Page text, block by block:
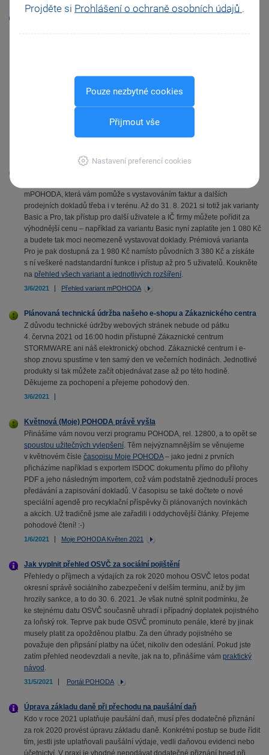
Projděte si Prohlášení o ochraně osobních údajů .
Pouze nezbytné cookies
Přijmout vše
Nastavení preferencí cookies
POHODA jako jeden z prvních ekonomických systémů s funkcionalitou,
díky které můžete při exportu sestav do PDF v
vytvořit a vložit soubory ve formátu ISDOC jako přílohu k tomuto PDF
dokumentu a odeslat je zákazníkovi zároveň. Ušetříte tím čas i riziko
případné chyby při odeslání. Více se dozvíte v článku na
mPOHODA, která vám pomůže s vystavováním faktur a dalších
prodejních dokladů třeba i v terénu. Až do 31. 8. 2021 si totiž jak varianty
Basic a Pro, tak přístup pro další uživatele a IČ firmy můžete pořídit za
výhodnější cenu – například za variantu Basic nyní zaplatíte jen 1 080 Kč
a budete tak moci neomezeně vystavovat doklady. Prémiová varianta
Pro je pak dostupná za 1 980 Kč namísto původních 3 380 Kč a získáte
s ní veškeré nadstandardní funkce i přístup až pro 5 uživatelů. Koukněte
na přehled všech variant a jednotlivých rozšíření.
3/6/2021 Přehled variant mPOHODA
Plánovaná technická údržba našeho e-shopu a Zákaznického centra
Z důvodu technické údržby webových stránek nebude od pátku
4. června 2021 od 16:00 hodin přístupné Zákaznické centrum
STORMWARE ani náš elektronický obchod. Zákaznické centrum i e-
shop znovu spustíme v ten samý den ve večerních hodinách. Jednotlivé
produkty si tak můžete začít objednávat zase až po této hodině.
Děkujeme za pochopení a přejeme pohodový den.
3/6/2021
Květnová (Moje) POHODA právě vyšla
Přinášíme vám novou verzi programu POHODA, rel. 12800, a to opět se
spoustou užitečných vylepšení. Těm nejvýznamnějším se věnujeme
v květnovém čísle časopisu Moje POHODA– jako jedni z prvních
přicházíme například s exportem ISDOC dokumentu přímo do přílohy
PDF a jeho následným importem, což vám podstatně zjednoduší proces
předávání a zapisování dokladů. V časopisu se také dočtete o nové
speciální agendě pro recyklační příspěvky či plánovaných novinkách
a akcích. Už tradičně jsme ale zařadili i oddychovější články. Přejeme
pohodové čtení! :-)
1/6/2021 Moje POHODA Květen 2021
Jak vyplnit přehled OSVČ za sociální pojištění
Přehledy o příjmech a výdajích za rok 2020 mohou OSVČ letos podat
okresní správě sociálního zabezpečení v delším termínu, aniž by jim
hrozily sankce, a to do 30. 6. 2021. Je však nutné splnit podmínku, že
ke stejnému datu OSVČ současně uhradí i případný doplatek pojistného
za loňský rok. Teprve pak bude OSVČ prominuto penále, které by jinak
musely platit za opožděnou platbu. Za den úhrady pojistného se
považuje den připsání platby na účet, nikoliv den odeslání. Pokud jste
zatím přehled neodevzdali a nevíte, jak na to, přinášíme vám praktický
návod .
31/5/2021 Portál POHODA
Úprava základu daně při přechodu na paušální daň
Kdo v roce 2021 uplatňuje paušální daň, musí přes dodatečné přiznání
za rok 2020 provést úpravu základu daně. Konkrétní postup se bude řídit
tím, jestli jste uplatňovali paušální výdaje, vedli daňovou evidenci nebo
účetnictví. V praxi je vhodné nepodávat dodatečné přiznání hned při